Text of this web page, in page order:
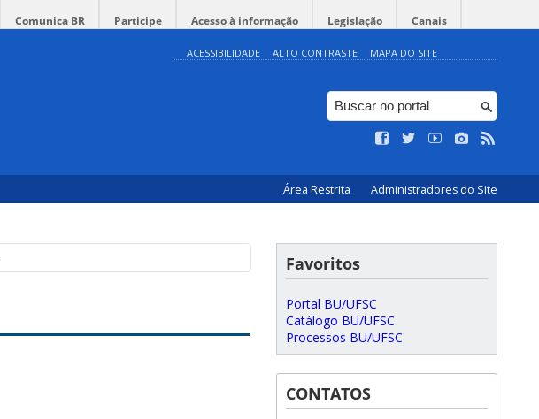
Comunica BR Participe Acesso à informação Legislação Canais
ACESSIBILIDADE ALTO CONTRASTE MAPA DO SITE
Área Restrita Administradores do Site
Favoritos
Portal BU/UFSC
Catálogo BU/UFSC
Processos BU/UFSC
CONTATOS